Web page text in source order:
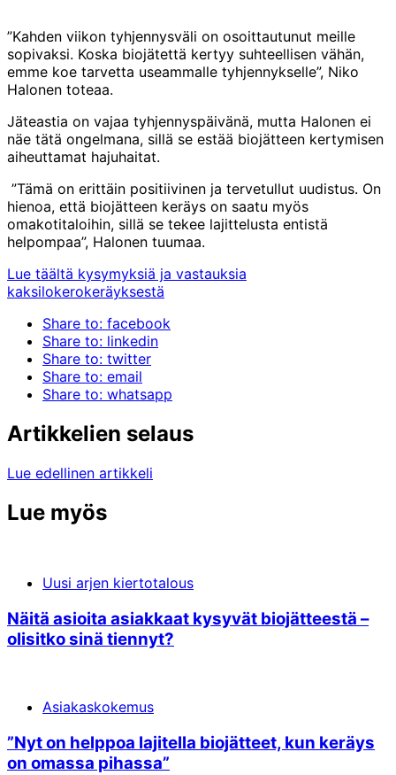
”Kahden viikon tyhjennysväli on osoittautunut meille
sopivaksi. Koska biojätettä kertyy suhteellisen vähän,
emme koe tarvetta useammalle tyhjennykselle”, Niko
Halonen toteaa.
Jäteastia on vajaa tyhjennyspäivänä, mutta Halonen ei
näe tätä ongelmana, sillä se estää biojätteen kertymisen
aiheuttamat hajuhaitat.
”Tämä on erittäin positiivinen ja tervetullut uudistus. On
hienoa, että biojätteen keräys on saatu myös
omakotitaloihin, sillä se tekee lajittelusta entistä
helpompaa”, Halonen tuumaa.
Lue täältä kysymyksiä ja vastauksia
kaksilokerokeräyksestä
Share to: facebook
Share to: linkedin
Share to: twitter
Share to: email
Share to: whatsapp
Artikkelien selaus
Lue edellinen artikkeli
Lue myös
Uusi arjen kiertotalous
Näitä asioita asiakkaat kysyvät bio­jätteestä –
olisitko sinä tiennyt?
Asiakaskokemus
”Nyt on helppoa lajitella bio­jätteet, kun keräys
on omassa pihassa”